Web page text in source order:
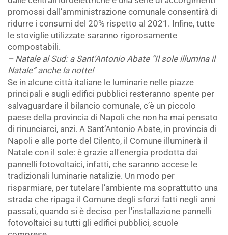
promossi dall’amministrazione comunale consentirà di
ridurre i consumi del 20% rispetto al 2021. Infine, tutte
le stoviglie utilizzate saranno rigorosamente
compostabili.
– Natale al Sud: a Sant'Antonio Abate “Il sole illumina il
Natale” anche la notte!
Se in alcune città italiane le luminarie nelle piazze
principali e sugli edifici pubblici resteranno spente per
salvaguardare il bilancio comunale, c’è un piccolo
paese della provincia di Napoli che non ha mai pensato
di rinunciarci, anzi. A Sant’Antonio Abate, in provincia di
Napoli e alle porte del Cilento, il Comune illuminerà il
Natale con il sole: è grazie all'energia prodotta dai
pannelli fotovoltaici, infatti, che saranno accese le
tradizionali luminarie natalizie. Un modo per
risparmiare, per tutelare l’ambiente ma soprattutto una
strada che ripaga il Comune degli sforzi fatti negli anni
passati, quando si è deciso per l'installazione pannelli
fotovoltaici su tutti gli edifici pubblici, scuole